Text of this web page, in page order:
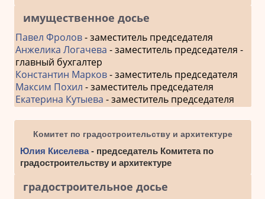
имущественное досье
Павел Фролов- заместитель председателя
Анжелика Логачева - заместитель председателя -
главный бухгалтер
Константин Марков- заместитель председателя
Максим Похил - заместитель председателя
Екатерина Кутыева - заместитель председателя
Комитет по градостроительству и архитектуре
Юлия Киселева- председатель Комитета по
градостроительству и архитектуре
градостроительное досье